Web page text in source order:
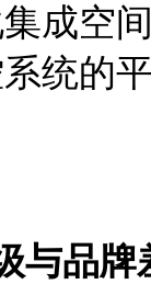
成空
统的
与品牌